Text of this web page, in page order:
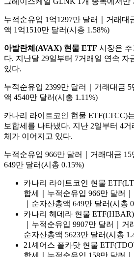
누적순유입 1억1297만 달러｜거래대
액 1억1510만 달러(시총 1.58%)
아발란체(AVAX) 현물 ETF 시장은
다. 지난달 29일부터 7거래일 연속 자
있다.
누적순유입 2399만 달러｜거래대금
액 4540만 달러(시총 1.11%)
카나리 라이트코인 현물 ETF(LTCC)
보합세를 나타냈다. 지난 2일부터 4
체가 이어지고 있다.
누적순유입 966만 달러｜거래대금
649만 달러(시총 0.15%)
카나리 라이트코인 현물
합세｜누적순유입 966만 달러
｜순자산총액 649만 달러(시총
카나리 헤데라 현물
｜누적순유입 9907만 달러｜거
순자산총액 5623만 달러(시총
21셰어스 폴카닷 현물
합세｜누적순유입 158만 달러